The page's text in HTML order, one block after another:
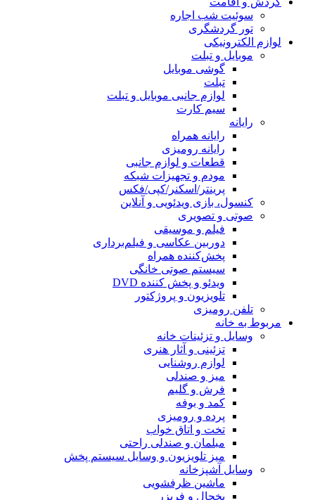
سوئیت شب اجاره
تور گردشگری
لوازم الکترونیکی
موبایل و تبلت
گوشی موبایل
تبلت
لوازم جانبی موبایل و تبلت
سیم کارت
رایانه
رایانه همراه
رایانه رومیزی
قطعات و لوازم جانبی
مودم و تجهیزات شبکه
پرینتر/اسکنر/کپی/فکس
کنسول، بازی‌ ویدئویی و آنلاین
صوتی و تصویری
فیلم و موسیقی
دوربین عکاسی و فیلم‌برداری
پخش‌کننده همراه
سیستم صوتی خانگی
ویدئو و پخش کننده DVD
تلویزیون و پروژکتور
تلفن رومیزی
مربوط به خانه
وسایل و تزئینات خانه
تزئینی و آثار هنری
لوازم روشنایی
میز و صندلی
فرش و گلیم
کمد و بوفه
پرده و رومیزی
تخت و اتاق خواب
مبلمان و صندلی راحتی
میز تلویزیون و وسایل سیستم پخش
وسایل آشپزخانه
ماشین ظرفشویی
یخچال و فریزر